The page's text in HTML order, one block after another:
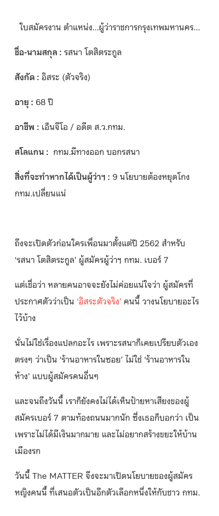
ใบสมัครงาน ตำแหน่ง…ผู้ว่าราชการกรุงเทพมหานคร…
ชื่อ-นามสกุล : รสนา โตสิตระกูล
สังกัด : อิสระ (ตัวจริง)
อายุ : 68 ปี
อาชีพ : เอ็นจีโอ / อดีต ส.ว.กทม.
สโลแกน : กทม.มีทางออก บอกรสนา
สิ่งที่จะทำหากได้เป็นผู้ว่าฯ : 9 นโยบายต้องหยุดโกง
กทม.เปลี่ยนแน่
ถึงจะเปิดตัวก่อนใครเพื่อนมาตั้งแต่ปี 2562 สำหรับ
‘รสนา โตสิตระกูล’ ผู้สมัครผู้ว่าฯ กทม. เบอร์ 7
แต่เชื่อว่า หลายคนอาจจะยังไม่ค่อยแน่ใจว่า ผู้สมัครที่
ประกาศตัวว่าเป็น ‘อิสระตัวจริง’ คนนี้ วางนโยบายอะไร
ไว้บ้าง
นั่นไม่ใช่เรื่องแปลกอะไร เพราะรสนาก็เคยเปรียบตัวเอง
ตรงๆ ว่าเป็น ‘ร้านอาหารในซอย’ ไม่ใช่ ‘ร้านอาหารใน
ห้าง’ แบบผู้สมัครคนอื่นๆ
และจนถึงวันนี้ เราก็ยังคงไม่ได้เห็นป้ายหาเสียงของผู้
สมัครเบอร์ 7 ตามท้องถนนมากนัก ซึ่งเธอก็บอกว่า เป็น
เพราะไม่ได้มีเงินมากมาย และไม่อยากสร้างขยะให้บ้าน
เมืองรก
วันนี้ The MATTER จึงจะมาเปิดนโยบายของผู้สมัคร
หญิงคนนี้ ที่เสนอตัวเป็นอีกตัวเลือกหนึ่งให้กับชาว กทม.